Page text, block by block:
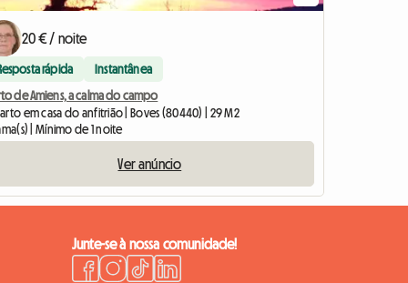
20 € / noite
rápida Instantânea
de Amiens, a calma do campo
em casa do anfitrião | Boves (80440) | 29 M2
| Mínimo de 1 noite
Ver anúncio
Junte-se à nossa comunidade!